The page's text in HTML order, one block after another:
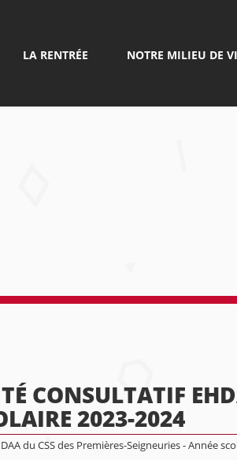
LA RENTRÉE NOTRE MILIEU DE
CONSULTATIF
2023-2024
du CSS des Premières-Seigneuries - Année